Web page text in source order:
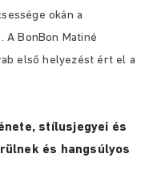
okán a
A BonBon Matiné
első helyezést ért el a
stílusjegyei és
és hangsúlyos